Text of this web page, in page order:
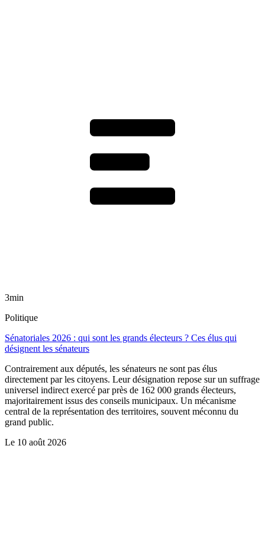
3min
Politique
Sénatoriales 2026 : qui sont les grands électeurs ? Ces élus qui
désignent les sénateurs
Contrairement aux députés, les sénateurs ne sont pas élus
directement par les citoyens. Leur désignation repose sur un suffrage
universel indirect exercé par près de 162 000 grands électeurs,
majoritairement issus des conseils municipaux. Un mécanisme
central de la représentation des territoires, souvent méconnu du
grand public.
Le 10 août 2026